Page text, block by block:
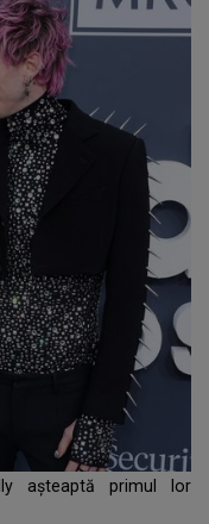
așteaptă primul lor